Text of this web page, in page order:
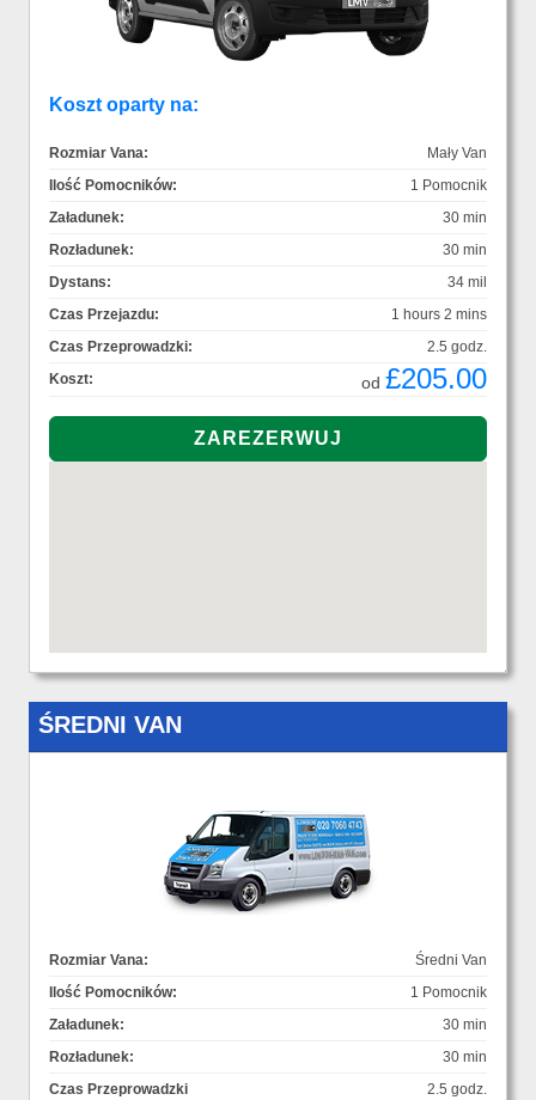
Koszt oparty na:
Rozmiar Vana:
Mały Van
Ilość Pomocników:
1 Pomocnik
Załadunek:
30 min
Rozładunek:
30 min
Dystans:
34 mil
Czas Przejazdu:
1 hours 2 mins
Czas Przeprowadzki:
2.5 godz.
Koszt:
od £205.00
ŚREDNI VAN
Rozmiar Vana:
Średni Van
Ilość Pomocników:
1 Pomocnik
Załadunek:
30 min
Rozładunek:
30 min
Czas Przeprowadzki
2.5 godz.